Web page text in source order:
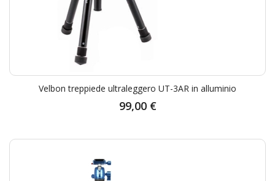
Velbon treppiede ultraleggero UT-3AR in alluminio
99,00 €